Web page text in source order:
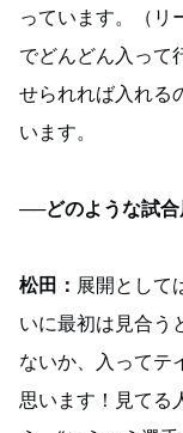
っています。（リ
でどんどん入って
せられれば入れる
います。
──どのような試合
松田： 展開として
いに最初は見合
ないか、入ってテ
思います！見てる